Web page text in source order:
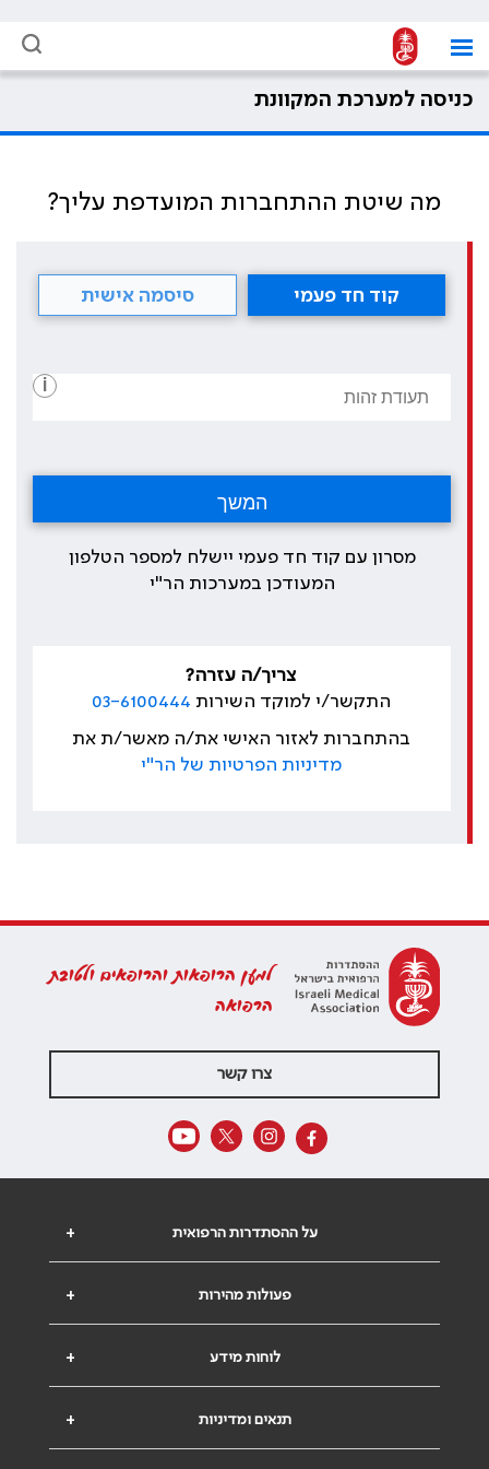
כניסה למערכת המקוונת
מה שיטת ההתחברות המועדפת עליך?
קוד חד פעמי סיסמה אישית
i
מסרון עם קוד חד פעמי יישלח למספר הטלפון
המעודכן במערכות הר"י
צריך/ה עזרה?
התקשר/י למוקד השירות 03-6100444
בהתחברות לאזור האישי את/ה מאשר/ת את
מדיניות הפרטיות של הר"י
למען הרופאות והרופאים ולטובת
הרפואה
צרו קשר
+ על ההסתדרות הרפואית
+ פעולות מהירות
+ לוחות מידע
+ תנאים ומדיניות